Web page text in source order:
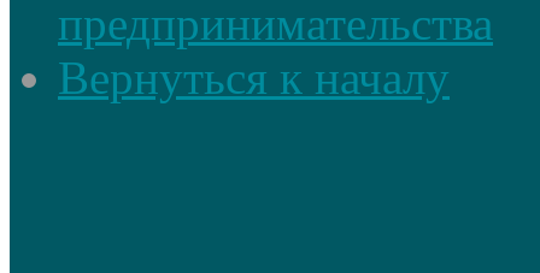
предпринимательства
Вернуться к началу